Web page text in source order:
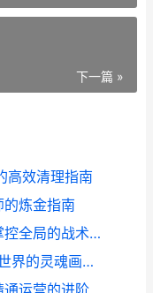
下一篇 »
高效清理指南
炼金指南
王者荣耀扁鹊怎么玩，毒医双修掌控全局的战术核心
标题,人物设置与平精英,战术竞技世界的灵魂画笔,副标题,虚拟人格构建如何定义战场体验